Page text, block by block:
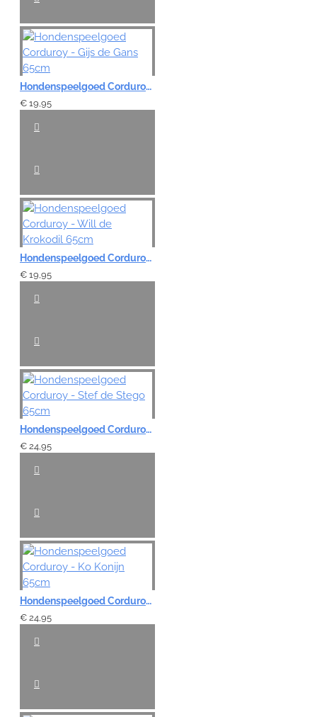
Hondenspeelgoed Corduroy - Gijs de Gans 65cm
€ 19,95
Hondenspeelgoed Corduroy - Will de Krokodil 65cm
€ 19,95
Hondenspeelgoed Corduroy - Stef de Stego 65cm
€ 24,95
Hondenspeelgoed Corduroy - Ko Konijn 65cm
€ 24,95